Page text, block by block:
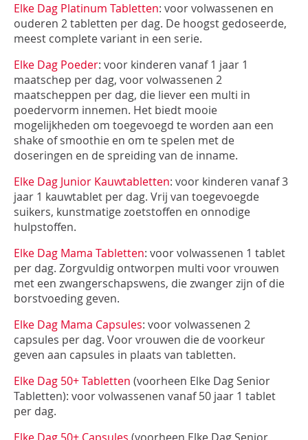
Elke Dag Platinum Tabletten: voor volwassenen en
ouderen 2 tabletten per dag. De hoogst gedoseerde,
meest complete variant in een serie.
Elke Dag Poeder: voor kinderen vanaf 1 jaar 1
maatschep per dag, voor volwassenen 2
maatscheppen per dag, die liever een multi in
poedervorm innemen. Het biedt mooie
mogelijkheden om toegevoegd te worden aan een
shake of smoothie en om te spelen met de
doseringen en de spreiding van de inname.
Elke Dag Junior Kauwtabletten: voor kinderen vanaf 3
jaar 1 kauwtablet per dag. Vrij van toegevoegde
suikers, kunstmatige zoetstoffen en onnodige
hulpstoffen.
Elke Dag Mama Tabletten: voor volwassenen 1 tablet
per dag. Zorgvuldig ontworpen multi voor vrouwen
met een zwangerschapswens, die zwanger zijn of die
borstvoeding geven.
Elke Dag Mama Capsules: voor volwassenen 2
capsules per dag. Voor vrouwen die de voorkeur
geven aan capsules in plaats van tabletten.
Elke Dag 50+ Tabletten (voorheen Elke Dag Senior
Tabletten): voor volwassenen vanaf 50 jaar 1 tablet
per dag.